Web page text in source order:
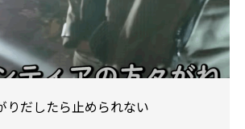
りだしたら止められない